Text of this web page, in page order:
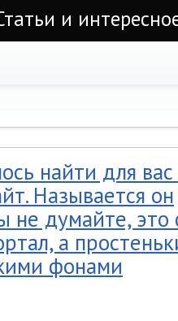
и
найти для
Называется он
не думайте, это
а
фонами